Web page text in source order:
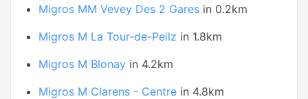
Migros MM Vevey Des 2 Gares in 0.2km
Migros M La Tour-de-Peilz in 1.8km
Migros M Blonay in 4.2km
Migros M Clarens - Centre in 4.8km